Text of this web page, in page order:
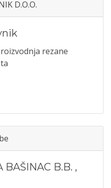
D.O.O.
rezane
BAŠINAC B.B. ,